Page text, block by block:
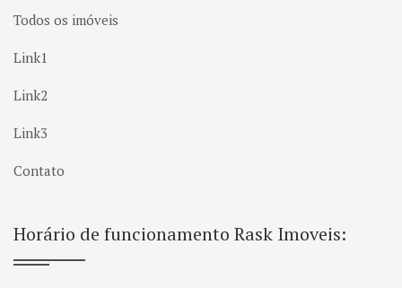
Todos os imóveis
Link1
Link2
Link3
Contato
Horário de funcionamento Rask Imoveis: